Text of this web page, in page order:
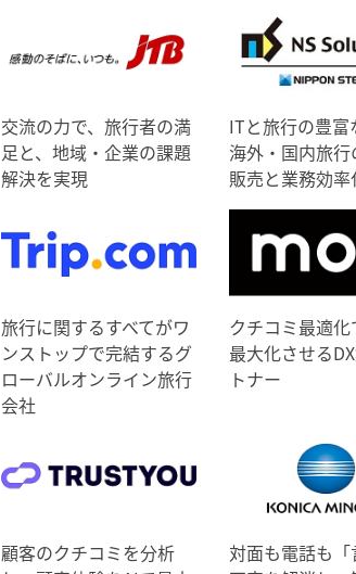
交流の力で、旅行者の満
足と、地域・企業の課題
解決を実現
ITと旅行の豊富
海外・国内旅
販売と業務効
旅行に関するすべてがワ
ンストップで完結するグ
ローバルオンライン旅行
会社
クチコミ最適化
最大化させる
トナー
顧客のクチコミを分析
対面も電話も